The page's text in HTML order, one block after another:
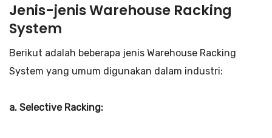
Jenis-jenis Warehouse Racking
System
Berikut adalah beberapa jenis Warehouse Racking
System yang umum digunakan dalam industri:
a. Selective Racking: